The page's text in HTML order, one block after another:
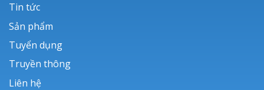
Tin tức
Sản phẩm
Tuyển dụng
Truyền thông
Liên hệ